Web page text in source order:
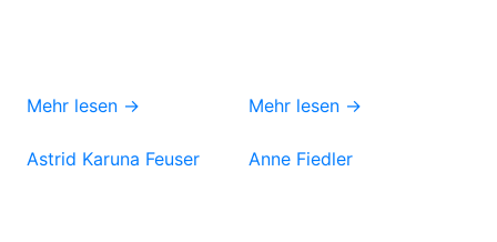
Mehr lesen → Mehr lesen →
Astrid Karuna Feuser Anne Fiedler